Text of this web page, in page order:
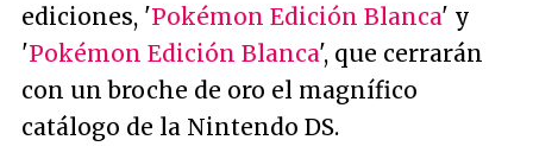
ediciones, 'Pokémon Edición Blanca' y
'Pokémon Edición Blanca', que cerrarán
con un broche de oro el magnífico
catálogo de la Nintendo DS.